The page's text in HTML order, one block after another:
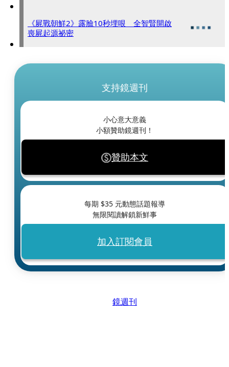
《屍戰朝鮮2》露臉10秒埋哏 全智賢開啟
喪屍起源祕密
支持鏡週刊
小心意大意義
小額贊助鏡週刊！
贊助本文
每期 $35 元動態話題報導
無限閱讀解鎖新鮮事
加入訂閱會員
鏡週刊